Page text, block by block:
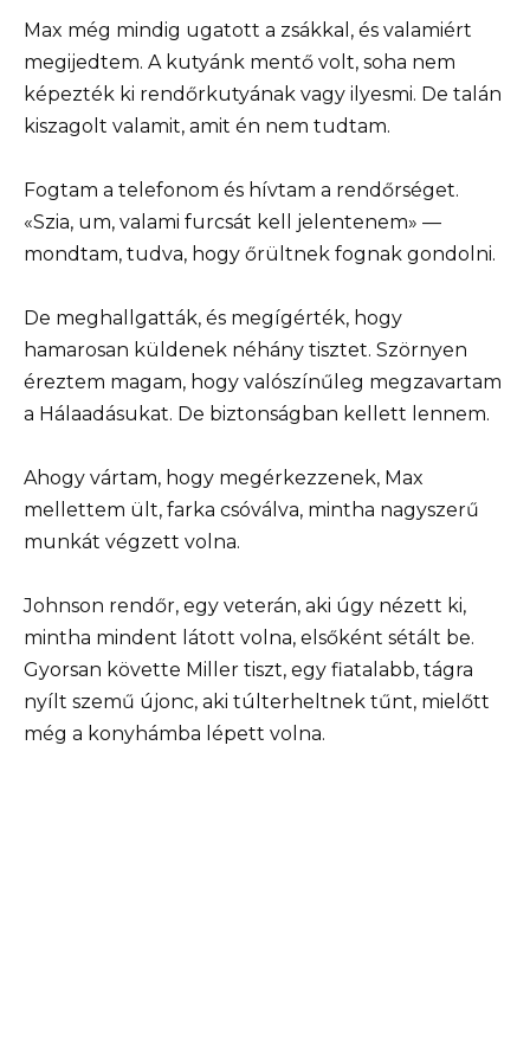
Max még mindig ugatott a zsákkal, és valamiért
megijedtem. A kutyánk mentő volt, soha nem
képezték ki rendőrkutyának vagy ilyesmi. De talán
kiszagolt valamit, amit én nem tudtam.
Fogtam a telefonom és hívtam a rendőrséget.
«Szia, um, valami furcsát kell jelentenem» —
mondtam, tudva, hogy őrültnek fognak gondolni.
De meghallgatták, és megígérték, hogy
hamarosan küldenek néhány tisztet. Szörnyen
éreztem magam, hogy valószínűleg megzavartam
a Hálaadásukat. De biztonságban kellett lennem.
Ahogy vártam, hogy megérkezzenek, Max
mellettem ült, farka csóválva, mintha nagyszerű
munkát végzett volna.
Johnson rendőr, egy veterán, aki úgy nézett ki,
mintha mindent látott volna, elsőként sétált be.
Gyorsan követte Miller tiszt, egy fiatalabb, tágra
nyílt szemű újonc, aki túlterheltnek tűnt, mielőtt
még a konyhámba lépett volna.